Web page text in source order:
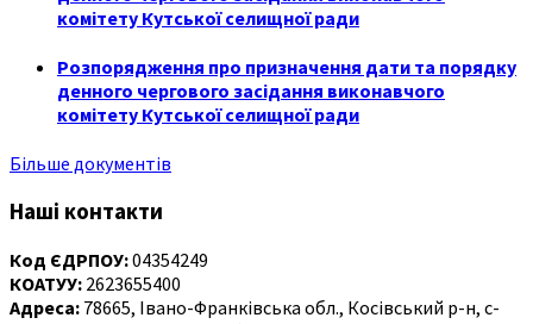
комітету Кутської селищної ради
Розпорядження про призначення дати та порядку
денного чергового засідання виконавчого
комітету Кутської селищної ради
Більше документів
Наші контакти
Код ЄДРПОУ:04354249
КОАТУУ: 2623655400
Адреса: 78665, Івано-Франківська обл., Косівський р-н, с-